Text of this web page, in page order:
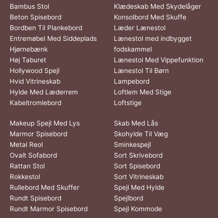
Bambus Stol
Beton Spisebord
Bordben Til Plankebord
Entremøbel Med Siddeplads
Hjørnebænk
Høj Taburet
Hollywood Spejl
Hvid Vitrineskab
Hylde Med Læderrem
Kabeltromlebord
Klædeskab Med Skydelåger
Konsolbord Med Skuffe
Læder Lænestol
Lænestol med indbygget
fodskammel
Lænestol Med Vippefunktion
Lænestol Til Børn
Lampebord
Loftlem Med Stige
Loftstige
Makeup Spejl Med Lys
Marmor Spisebord
Metal Reol
Ovalt Sofabord
Rattan Stol
Rokkestol
Rullebord Med Skuffer
Rundt Spisebord
Rundt Marmor Spisebord
Skab Med Lås
Skohylde Til Væg
Sminkespejl
Sort Skrivebord
Sort Spisebord
Sort Vitrineskab
Spejl Med Hylde
Spejlbord
Spejl Kommode